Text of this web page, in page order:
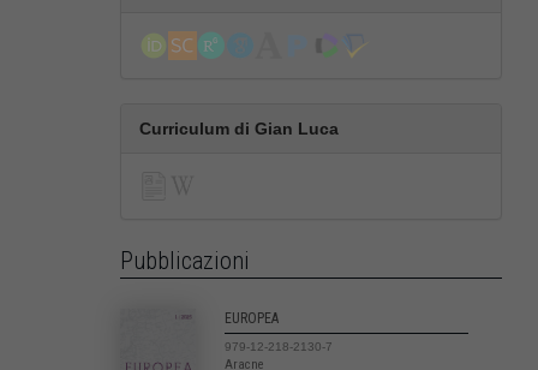
Curriculum di Gian Luca
Pubblicazioni
EUROPEA
979-12-218-2130-7
Aracne